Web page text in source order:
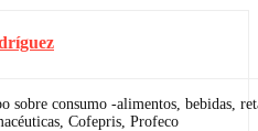
sobre consumo -alimentos, bebidas,
Cofepris, Profeco